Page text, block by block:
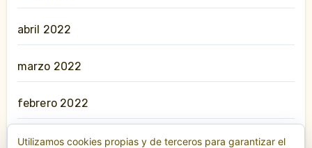
abril 2022
marzo 2022
febrero 2022
enero 2022
Utilizamos cookies propias y de terceros para garantizar el